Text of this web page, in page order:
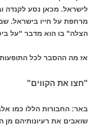
לישראל. מכאן נסע לקנדה
מרחפת על חייו בישראל.
הצלה" בו הוא מדבר "על
אז מה ההסבר לכל
"חצו את הקווים"
באר: החבורות הללו כמו
שואבים את רעיונותיהם מן